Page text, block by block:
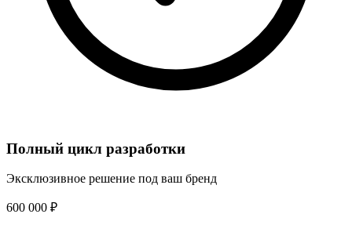
Полный цикл разработки
Эксклюзивное решение под ваш бренд
600 000 ₽